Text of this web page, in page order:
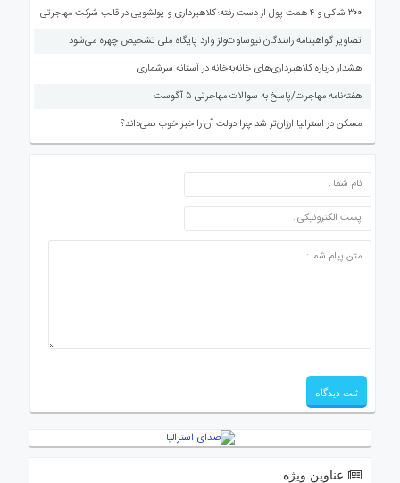
۳۰۰ شاکی و ۴ همت پول از دست رفته؛ کلاهبرداری و پولشویی در قالب شرکت مهاجرتی
تصاویر گواهینامه رانندگان نیوساوت‌ولز وارد پایگاه ملی تشخیص چهره می‌شود
هشدار درباره کلاهبرداری‌های خانه‌به‌خانه در آستانه سرشماری
هفته‌نامه مهاجرت/پاسخ به سوالات مهاجرتی ۵ آگوست
مسکن در استرالیا ارزان‌تر شد چرا دولت آن را خبر خوب نمی‌داند؟
ارسال دیدگاه
عناوین ویژه